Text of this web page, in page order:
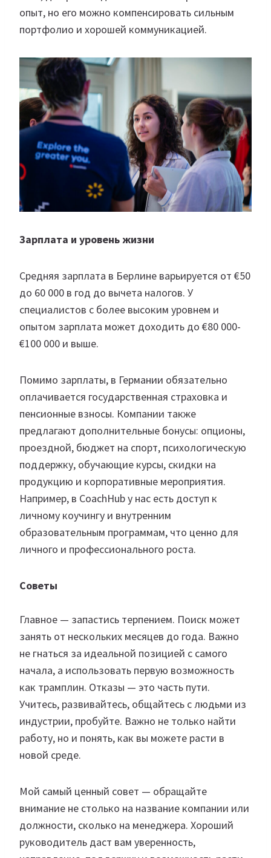
опыт, но его можно компенсировать сильным
портфолио и хорошей коммуникацией.
Зарплата и уровень жизни
Средняя зарплата в Берлине варьируется от €50
до 60 000 в год до вычета налогов. У
специалистов с более высоким уровнем и
опытом зарплата может доходить до €80 000-
€100 000 и выше.
Помимо зарплаты, в Германии обязательно
оплачивается государственная страховка и
пенсионные взносы. Компании также
предлагают дополнительные бонусы: опционы,
проездной, бюджет на спорт, психологическую
поддержку, обучающие курсы, скидки на
продукцию и корпоративные мероприятия.
Например, в CoachHub у нас есть доступ к
личному коучингу и внутренним
образовательным программам, что ценно для
личного и профессионального роста.
Советы
Главное — запастись терпением. Поиск может
занять от нескольких месяцев до года. Важно
не гнаться за идеальной позицией с самого
начала, а использовать первую возможность
как трамплин. Отказы — это часть пути.
Учитесь, развивайтесь, общайтесь с людьми из
индустрии, пробуйте. Важно не только найти
работу, но и понять, как вы можете расти в
новой среде.
Мой самый ценный совет — обращайте
внимание не столько на название компании или
должности, сколько на менеджера. Хороший
руководитель даст вам уверенность,